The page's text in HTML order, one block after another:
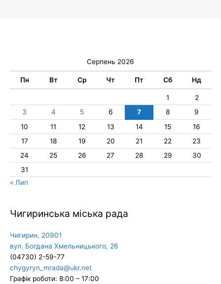
Серпень 2026
Пн Вт Ср Чт Пт Сб Нд
1
2
3
4 5 6 7 8
9
10
11 12 13 14 15
16
17
18 19 20 21 22
23
24
25 26 27 28 29
30
31
« Лип
Чигиринська міська рада
Чигирин, 20901
вул. Богдана Хмельницького, 26
(04730) 2-59-77
chygyryn_mrada@ukr.net
Графік роботи: 8:00 – 17:00